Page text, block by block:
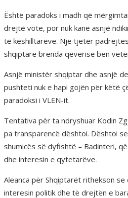
Është paradoks i madh që
drejtë vote, por nuk kanë asnjë
të këshilltarëve. Një tjetër
shqiptare brenda qeverisë bën
Asnjë ministër shqiptar dhe asnjë
pushteti nuk e hapi gojën për këtë
paradoksi i VLEN-it.
Tentativa për ta ndryshuar Kodin
pa transparencë dështoi. Dështoi
shumicës së dyfishtë – Badinteri,
dhe interesin e qytetarëve.
Aleanca për Shqiptarët rithekson
interesin politik dhe të drejtën e